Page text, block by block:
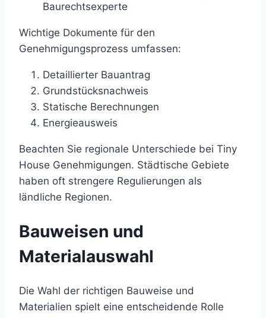
Baurechtsexperte
Wichtige Dokumente für den
Genehmigungsprozess umfassen:
Detaillierter Bauantrag
Grundstücksnachweis
Statische Berechnungen
Energieausweis
Beachten Sie regionale Unterschiede bei Tiny
House Genehmigungen. Städtische Gebiete
haben oft strengere Regulierungen als
ländliche Regionen.
Bauweisen und
Materialauswahl
Die Wahl der richtigen Bauweise und
Materialien spielt eine entscheidende Rolle